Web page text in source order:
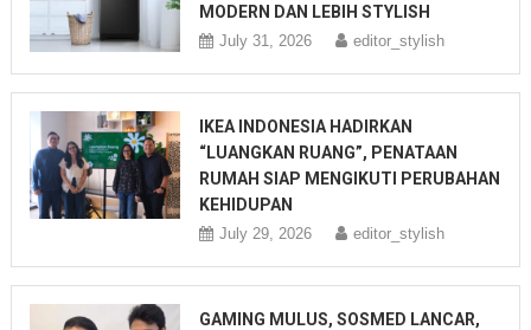
MODERN DAN LEBIH STYLISH
July 31, 2026 editor_stylish
IKEA INDONESIA HADIRKAN
“LUANGKAN RUANG”, PENATAAN
RUMAH SIAP MENGIKUTI PERUBAHAN
KEHIDUPAN
July 29, 2026 editor_stylish
GAMING MULUS, SOSMED LANCAR,